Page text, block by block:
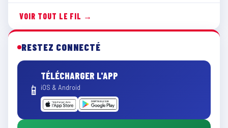
VOIR TOUT LE FIL →
RESTEZ CONNECTÉ
📱
TÉLÉCHARGER L'APP
iOS & Android